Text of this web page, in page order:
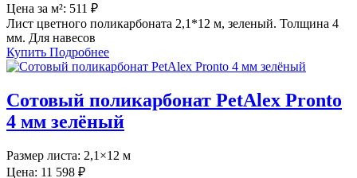
Цена за м²: 511 ₽
Лист цветного поликарбоната 2,1*12 м, зеленый. Толщина 4
мм. Для навесов
Купить Подробнее
Сотовый поликарбонат PetAlex Pronto
4 мм зелёный
Размер листа: 2,1×12 м
Цена: 11 598 ₽